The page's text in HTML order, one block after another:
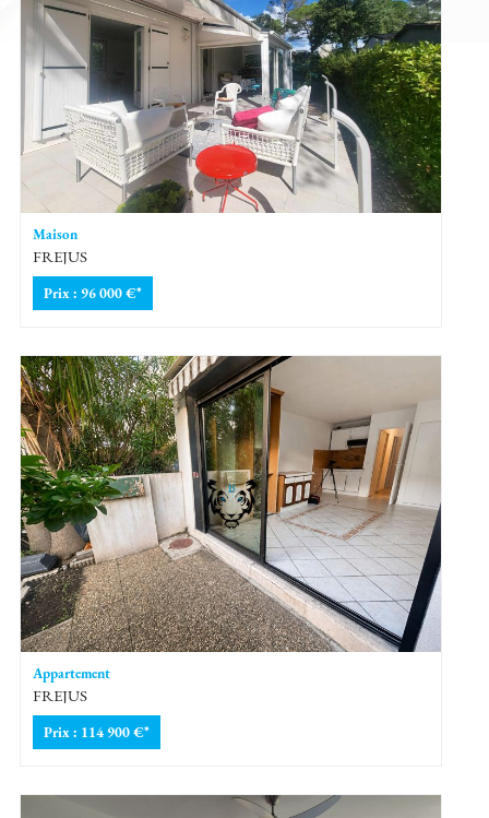
Maison
FREJUS
Prix : 96 000 €*
Appartement
FREJUS
Prix : 114 900 €*